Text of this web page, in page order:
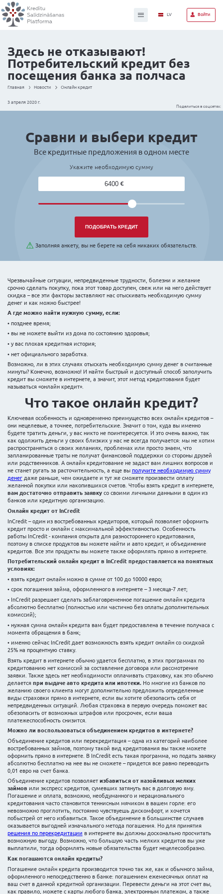
Здесь не отказывают!
Потребительский
посещения банка за
3 апреля 2020 г.
Сравни и выбери
Все кредитные предложения в
Укажите необходимую сумму
⚠ Заполняя анкету, вы не берете на себя
Чрезвычайные ситуации, непредвиденные трудности,
срочно сделать покупку, пока этот товар доступен, свеж
скидка – все эти факторы заставляют нас отыскивать
денег и как можно быстрее!
А где можно найти нужную сумму, если:
• позднее время;
• вы не можете выйти из дома по состоянию здоровья;
• у вас плохая кредитная история;
• нет официального заработка.
Возможно, ли в этих случаях отыскать необходимую
минуты? Конечно, возможно! И найти быстрый и
кредит вы сможете в интернете, а значит, этот метод
называться «онлайн кредит».
Что такое онлайн
Ключевая особенность и одновременно преимущество
они нецелевые, а точнее, потребительские. Значит о
будете тратить деньги, у вас никто не поинтересуется.
как одолжить деньги у своих близких у нас не всегда
распространяться о своих желаниях, проблемах или
запланированные траты не получат финансовой
или родственников. А онлайн кредитование не задаст
не станет ругать за расточительность, а еще вы
денегдаже раньше, чем ожидаете и тут же сможете
желанной покупки или накопившихся счетов. Чтобы
вам достаточно отправить заявкусо своими
банков или кредитную организацию.
Онлайн кредит от InCredit
InCredit – один из востребованных кредиторов, который
кредит просто и онлайн с максимальной
работы InCredit - компания открыта для
поэтому в списке продуктов вы можете найти и авто
кредитов. Все эти продукты вы можете также
Потребительский онлайн кредит в InCredit
условиях:
• взять кредит онлайн можно в сумме от 100 до 10000
• срок погашения займа, оформленного в интернете – 3
• InCredit разрешает сделать заблаговременное
абсолютно бесплатно (полностью или частично без
комиссий);